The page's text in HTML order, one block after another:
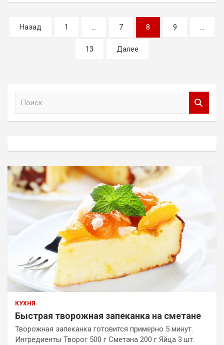
Пагинация
записей
Назад 1 … 7 8 9 …
13 Далее
КУХНЯ
Быстрая творожная запеканка на сметане
Творожная запеканка готовится примерно 5 минут.
Ингредиенты Творог 500 г Сметана 200 г Яйца 3 шт.